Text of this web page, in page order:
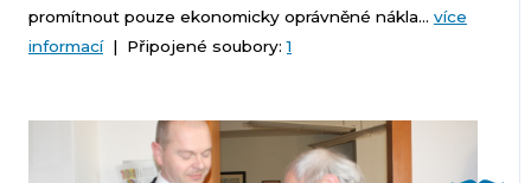
promítnout pouze ekonomicky oprávněné nákla... více
informací| Připojené soubory:1